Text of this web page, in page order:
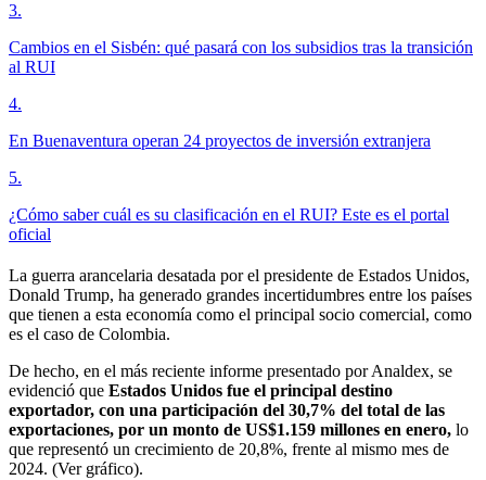
3.
Cambios en el Sisbén: qué pasará con los subsidios tras la transición
al RUI
4.
En Buenaventura operan 24 proyectos de inversión extranjera
5.
¿Cómo saber cuál es su clasificación en el RUI? Este es el portal
oficial
La guerra arancelaria desatada por el presidente de Estados Unidos,
Donald Trump, ha generado grandes incertidumbres entre los países
que tienen a esta economía como el principal socio comercial, como
es el caso de Colombia.
De hecho, en el más reciente informe presentado por Analdex, se
evidenció que Estados Unidos fue el principal destino
exportador, con una participación del 30,7% del total de las
exportaciones, por un monto de US$1.159 millones en enero, lo
que representó un crecimiento de 20,8%, frente al mismo mes de
2024. (Ver gráfico).